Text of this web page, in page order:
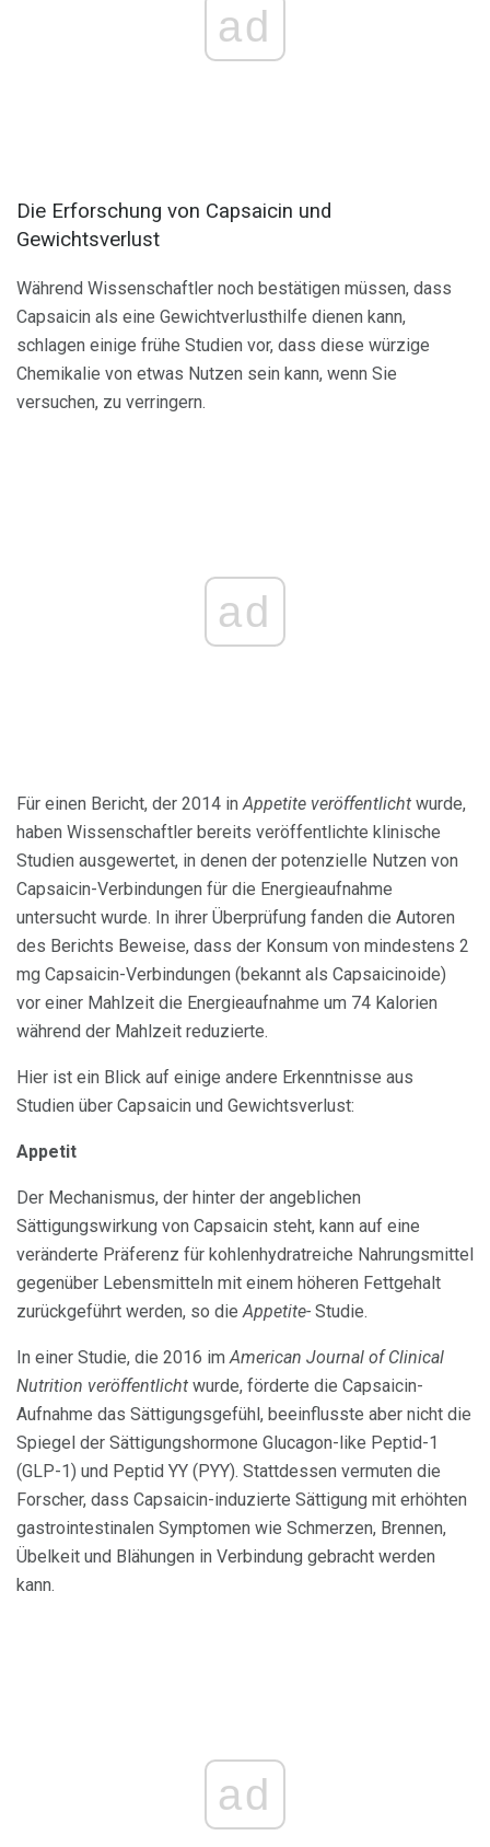
ad
Die Erforschung von Capsaicin und
Gewichtsverlust
Während Wissenschaftler noch bestätigen müssen, dass
Capsaicin als eine Gewichtverlusthilfe dienen kann,
schlagen einige frühe Studien vor, dass diese würzige
Chemikalie von etwas Nutzen sein kann, wenn Sie
versuchen, zu verringern.
ad
Für einen Bericht, der 2014 in Appetite veröffentlicht wurde,
haben Wissenschaftler bereits veröffentlichte klinische
Studien ausgewertet, in denen der potenzielle Nutzen von
Capsaicin-Verbindungen für die Energieaufnahme
untersucht wurde. In ihrer Überprüfung fanden die Autoren
des Berichts Beweise, dass der Konsum von mindestens 2
mg Capsaicin-Verbindungen (bekannt als Capsaicinoide)
vor einer Mahlzeit die Energieaufnahme um 74 Kalorien
während der Mahlzeit reduzierte.
Hier ist ein Blick auf einige andere Erkenntnisse aus
Studien über Capsaicin und Gewichtsverlust:
Appetit
Der Mechanismus, der hinter der angeblichen
Sättigungswirkung von Capsaicin steht, kann auf eine
veränderte Präferenz für kohlenhydratreiche Nahrungsmittel
gegenüber Lebensmitteln mit einem höheren Fettgehalt
zurückgeführt werden, so die Appetite- Studie.
In einer Studie, die 2016 im American Journal of Clinical
Nutrition veröffentlicht wurde, förderte die Capsaicin-
Aufnahme das Sättigungsgefühl, beeinflusste aber nicht die
Spiegel der Sättigungshormone Glucagon-like Peptid-1
(GLP-1) und Peptid YY (PYY). Stattdessen vermuten die
Forscher, dass Capsaicin-induzierte Sättigung mit erhöhten
gastrointestinalen Symptomen wie Schmerzen, Brennen,
Übelkeit und Blähungen in Verbindung gebracht werden
kann.
ad